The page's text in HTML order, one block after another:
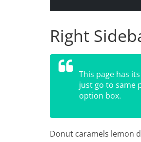
Right
This page has
just go to same
option box.
Donut caramels lemon